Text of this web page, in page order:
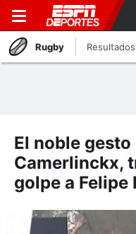
Rugby Resultados
El noble
Camerlinckx,
golpe a Felipe